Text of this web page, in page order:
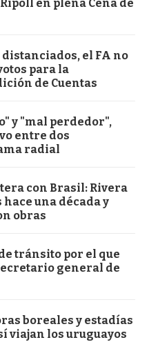
en plena Cena de
el FA no
para la
de Cuentas
y "mal perdedor",
entre dos
radial
con Brasil: Rivera
una década y
obras
tránsito por el que
general de
boreales y estadías
viajan los uruguayos